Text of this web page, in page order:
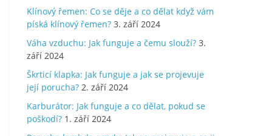
Klínový řemen: Co se děje a co dělat když vám
píská klínový řemen? 3. září 2024
Váha vzduchu: Jak funguje a čemu slouží? 3.
září 2024
Škrticí klapka: Jak funguje a jak se projevuje
její porucha? 2. září 2024
Karburátor: Jak funguje a co dělat, pokud se
poškodí? 1. září 2024